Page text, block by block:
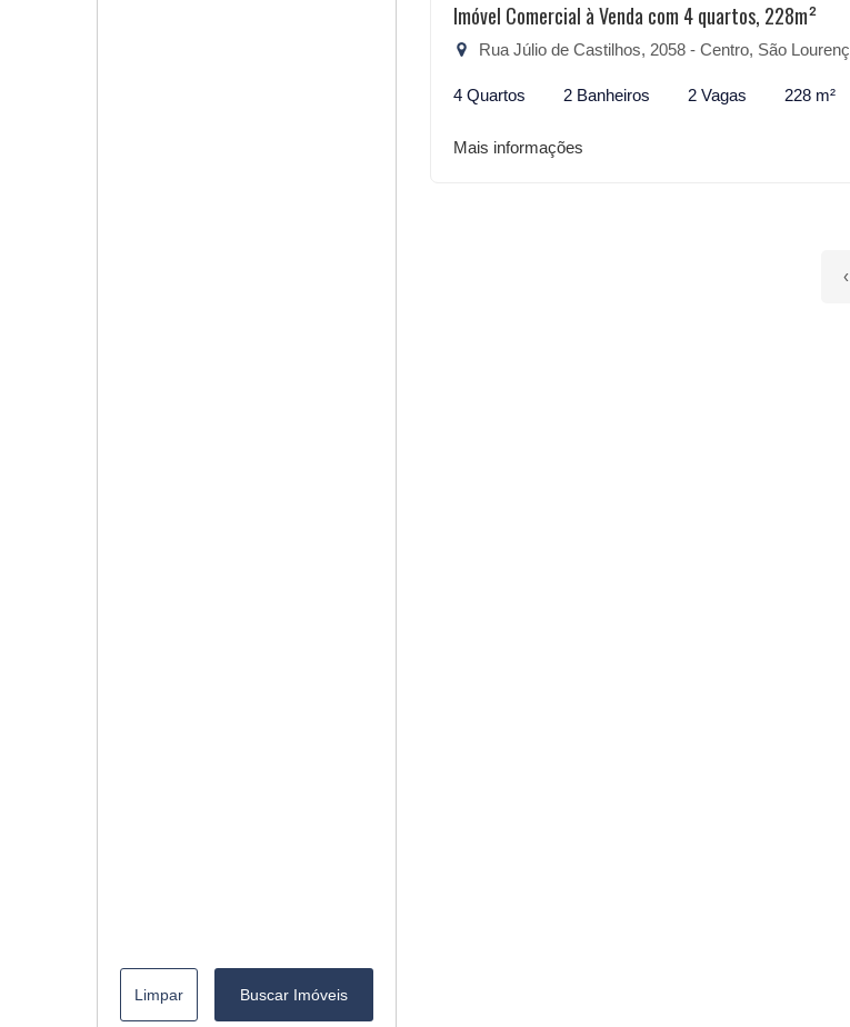
Limpar Buscar Imóveis
Imóvel Comercial à Venda com 4 quartos, 228m²
Rua Júlio de Castilhos, 2058 - Centro, São Lourenço do Sul-RS
4 Quartos 2 Banheiros 2 Vagas 228 m²
Mais informações
‹